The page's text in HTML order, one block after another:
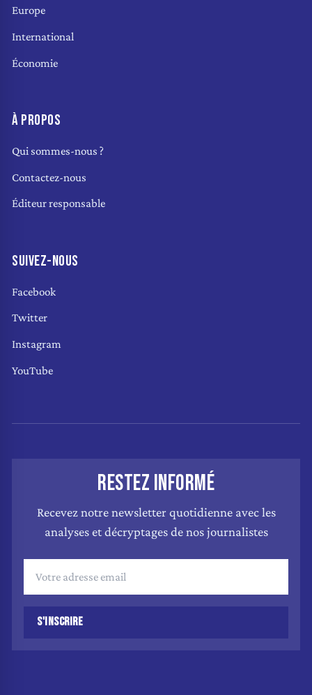
Europe
International
Économie
À PROPOS
Qui sommes-nous ?
Contactez-nous
Éditeur responsable
SUIVEZ-NOUS
Facebook
Twitter
Instagram
YouTube
RESTEZ INFORMÉ
Recevez notre newsletter quotidienne avec les
analyses et décryptages de nos journalistes
S'INSCRIRE